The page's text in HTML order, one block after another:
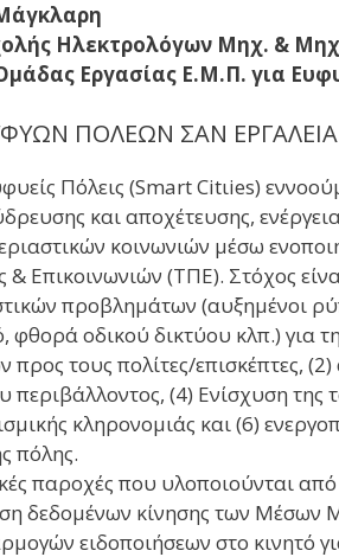
Ηλεκτρολόγων Μηχ. &
Εργασίας Ε.Μ.Π. για
ΠΟΛΕΩΝ ΣΑΝ
Πόλεις (Smart Citιies)
και αποχέτευσης,
κοινωνιών μέσω
Επικοινωνιών (ΤΠΕ). Στόχος
προβλημάτων (αυξημένοι
φθορά οδικού δικτύου κλπ.) για
προς τους πολίτες/επισκέπτες,
περιβάλλοντος, (4) Ενίσχυση της
κληρονομιάς και (6)
πόλης.
παροχές που υλοποιούνται
δεδομένων κίνησης των Μέσων
ειδοποιήσεων στο κινητό